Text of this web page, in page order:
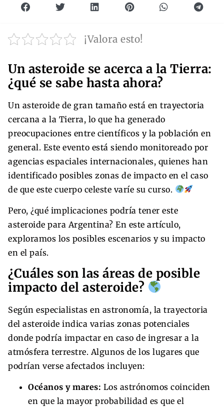
¡Valora esto!
Un asteroide se acerca a la Tierra:
¿qué se sabe hasta ahora?
Un asteroide de gran tamaño está en trayectoria
cercana a la Tierra, lo que ha generado
preocupaciones entre científicos y la población en
general. Este evento está siendo monitoreado por
agencias espaciales internacionales, quienes han
identificado posibles zonas de impacto en el caso
de que este cuerpo celeste varíe su curso.
Pero, ¿qué implicaciones podría tener este
asteroide para Argentina? En este artículo,
exploramos los posibles escenarios y su impacto
en el país.
¿Cuáles son las áreas de posible
impacto del asteroide?
Según especialistas en astronomía, la trayectoria
del asteroide indica varias zonas potenciales
donde podría impactar en caso de ingresar a la
atmósfera terrestre. Algunos de los lugares que
podrían verse afectados incluyen:
Océanos y mares: Los astrónomos coinciden
en que la mayor probabilidad es que el